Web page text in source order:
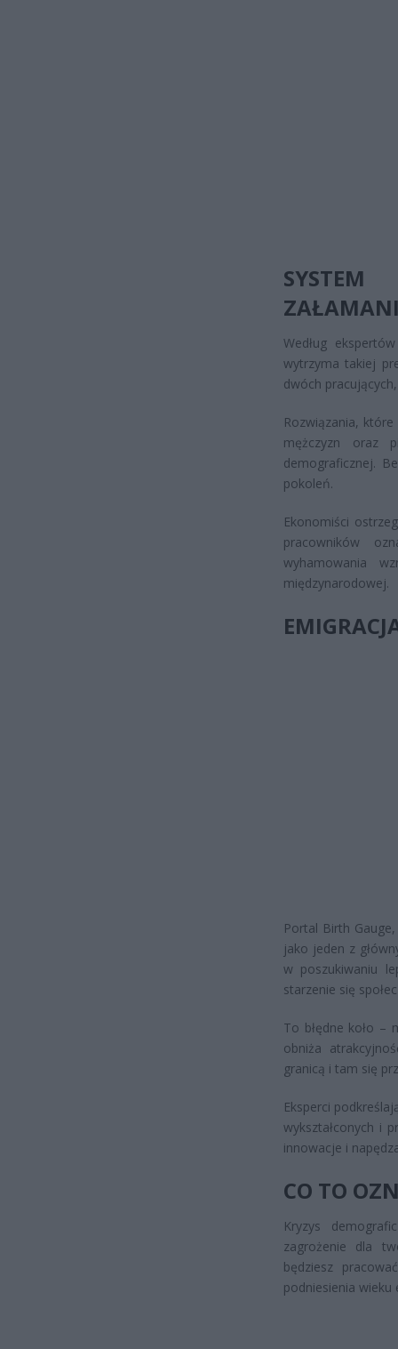
Według
wytrzyma takiej
dwóch
Rozwiązania,
mężczyzn oraz
demograficznej.
pokoleń.
Ekonomiści
pracowników
wyhamowania
międzynarodowej.
Portal Birth
jako jeden z
w poszukiwaniu
starzenie się
To błędne koło –
obniża
granicą i tam się
Eksperci
wykształconych i
innowacje i
CO TO
Kryzys
zagrożenie dla
będziesz
podniesienia